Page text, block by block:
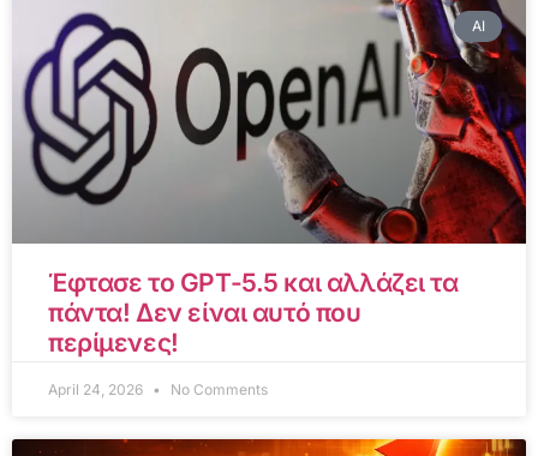
AI
Έφτασε το GPT-5.5 και αλλάζει τα
πάντα! Δεν είναι αυτό που
περίμενες!
April 24, 2026 No Comments